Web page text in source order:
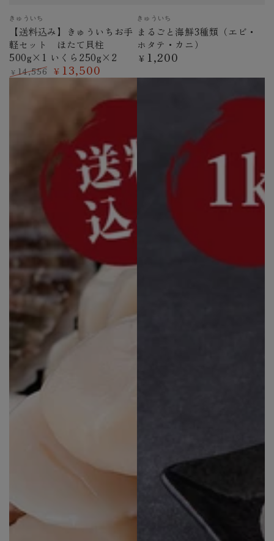
ベ
ン
ダ
ー
きゅういち
【送料込み】きゅういちお手
軽セット ほたて貝柱
500g×1 いくら250g×2
¥ 14,556 ¥ 13,500
ベ
ン
ダ
ー
きゅういち
まるごと海鮮3種類（エビ・
ホタテ・カニ）
定
¥ 1,200